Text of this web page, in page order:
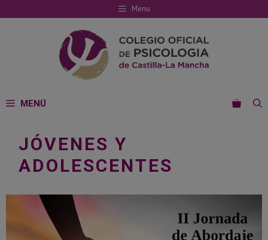
al
Menu
MENÚ
JÓVENES Y
ADOLESCENTES